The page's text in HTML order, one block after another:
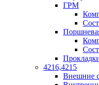
ГРМ
4216,4215
Внешние